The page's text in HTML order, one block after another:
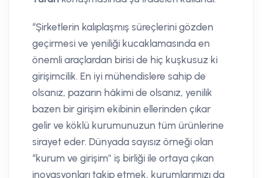
“Şirketlerin kalıplaşmış süreçlerini gözden
geçirmesi ve yeniliği kucaklamasında en
önemli araçlardan birisi de hiç kuşkusuz ki
girişimcilik. En iyi mühendislere sahip de
olsanız, pazarın hâkimi de olsanız, yenilik
bazen bir girişim ekibinin ellerinden çıkar
gelir ve köklü kurumunuzun tüm ürünlerine
sirayet eder. Dünyada sayısız örneği olan
“kurum ve girişim” iş birliği ile ortaya çıkan
inovasyonları takip etmek, kurumlarımızı da